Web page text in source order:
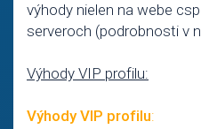
výhody nielen na webe
serveroch (podrobnosti v
Výhody VIP profilu:
Výhody VIP profilu: